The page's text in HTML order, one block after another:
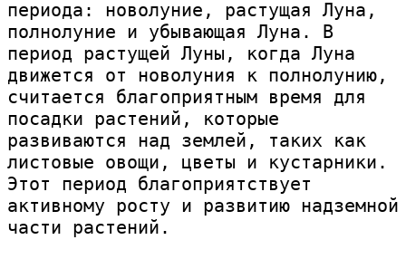
периода: новолуние, растущая Луна,
полнолуние и убывающая Луна. В
период растущей Луны, когда Луна
движется от новолуния к полнолунию,
считается благоприятным время для
посадки растений, которые
развиваются над землей, таких как
листовые овощи, цветы и кустарники.
Этот период благоприятствует
активному росту и развитию надземной
части растений.